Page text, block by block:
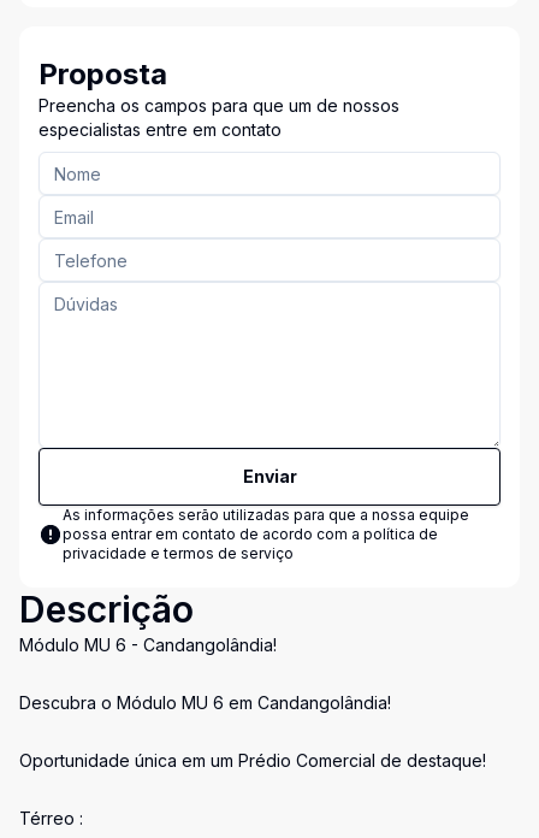
Proposta
Preencha os campos para que um de nossos
especialistas entre em contato
Enviar
As informações serão utilizadas para que a nossa equipe
possa entrar em contato de acordo com a política de
privacidade e termos de serviço
Descrição
Módulo MU 6 - Candangolândia!
Descubra o Módulo MU 6 em Candangolândia!
Oportunidade única em um Prédio Comercial de destaque!
Térreo :